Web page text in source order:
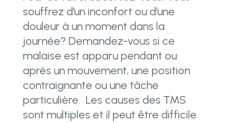
souffrez d’un inconfort ou d’une
douleur à un moment dans la
journée? Demandez-vous si ce
malaise est apparu pendant ou
après un mouvement, une position
contraignante ou une tâche
particulière. Les causes des TMS
sont multiples et il peut être difficile